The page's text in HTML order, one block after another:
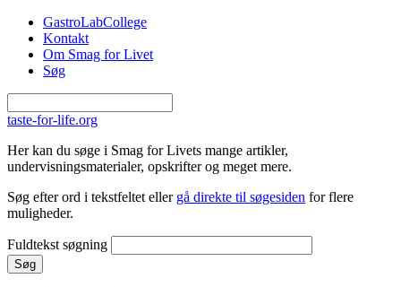
Gå til hovedindhold
GastroLabCollege
Kontakt
Om Smag for Livet
Søg
taste-for-life.org
Her kan du søge i Smag for Livets mange artikler,
undervisningsmaterialer, opskrifter og meget mere.
Søg efter ord i tekstfeltet eller gå direkte til søgesiden for flere
muligheder.
Fuldtekst søgning